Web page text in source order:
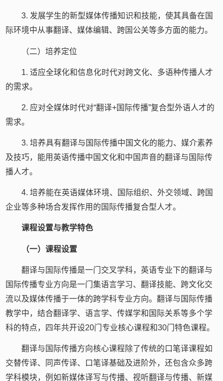
3. 发展学生的新型媒体传播知识和技能，使其具备在国
际环境中从事翻译、媒体编辑、跨国公关等多方面的能力。
（二）培养定位
1. 适应全球化和信息化时代对跨文化、多语种传播人才
的需求。
2. 应对全媒体时代对“翻译+国际传播”复合型外语人才的
需求。
3. 培养具有翻译与国际传播中国文化的能力、媒介素养
及技巧，能用英语传播中国文化和中国声音的翻译与国际传
播人才。
4. 培养能在英语媒体环境、国际组织、外交领域、跨国
企业等多种场合发挥作用的国际传播复合型人才。
课程设置与教学特色
（一）课程设置
翻译与国际传播是一门交叉学科，英语专业下的翻译与
国际传播专业方向是一门集语言学习、翻译技能、跨文化交
流以及媒体传播于一体的跨学科专业方向。翻译与国际传播
教学中，结合翻译学、语言学、传媒学和国际关系等多个学
科的特点，四年共开设20门专业核心课程和30门特色课程。
翻译与国际传播方向核心课程除了传统的口笔译课程如
交替传译、同声传译、口笔译基础及进阶外，还包含众多跨
学科模块，例如新媒体译写与传播、视听翻译与传播、新媒